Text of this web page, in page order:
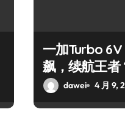
一加Turbo
飙，续航王者
dawei 4 月 9,